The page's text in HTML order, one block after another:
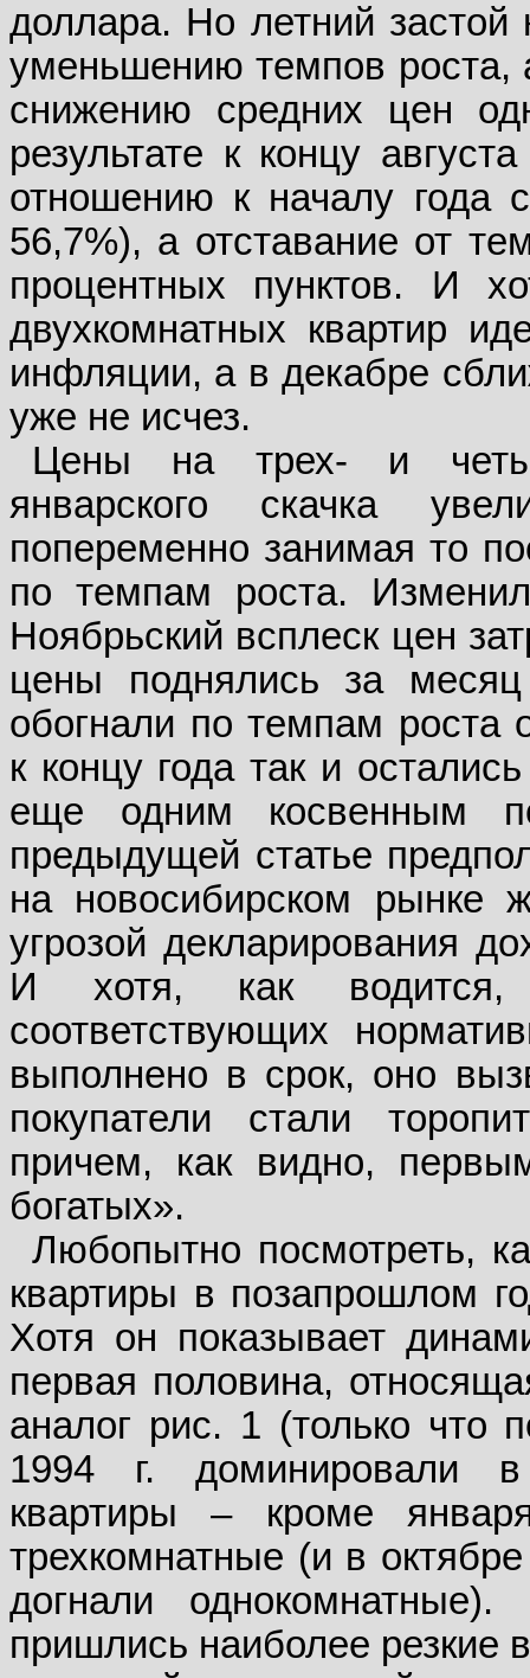
доллара. Но летний
уменьшению темпов роста,
снижению средних цен
результате к концу
отношению к началу года
56,7%), а отставание от
процентных пунктов. И
двухкомнатных квартир
инфляции, а в декабре
уже не исчез.
Цены на трех- и
январского скачка
попеременно занимая то
по темпам роста.
Ноябрьский всплеск цен
цены поднялись за
обогнали по темпам роста
к концу года так и
еще одним косвенным
предыдущей статье
на новосибирском рынке
угрозой декларирования
И хотя, как водится,
соответствующих
выполнено в срок, оно
покупатели стали
причем, как видно,
богатых».
Любопытно посмотреть,
квартиры в позапрошлом
Хотя он показывает
первая половина,
аналог рис. 1 (только что
1994 г. доминировали
квартиры – кроме
трехкомнатные (и в
догнали
пришлись наиболее резкие